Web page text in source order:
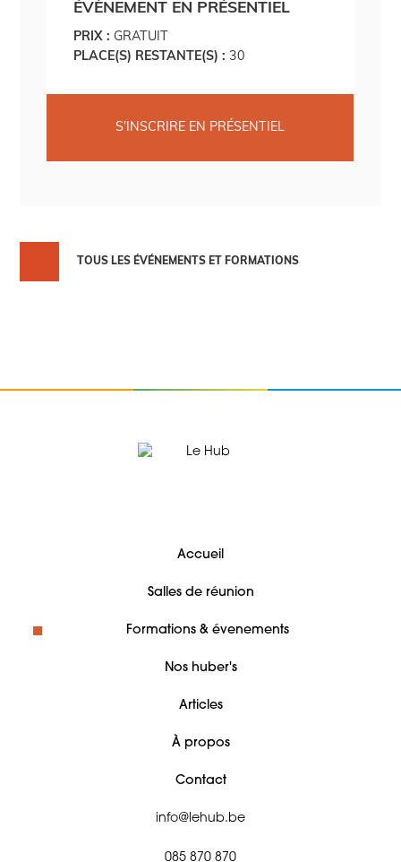
ÉVÈNEMENT EN PRÉSENTIEL
PRIX : GRATUIT
PLACE(S) RESTANTE(S) : 30
S'INSCRIRE EN PRÉSENTIEL
TOUS LES ÉVÉNEMENTS ET FORMATIONS
Accueil
Salles de réunion
Formations & évenements
Nos huber's
Articles
À propos
Contact
info@lehub.be
085 870 870